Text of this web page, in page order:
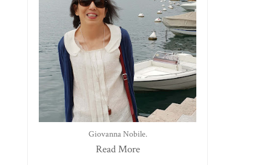
Giovanna Nobile.
Read More